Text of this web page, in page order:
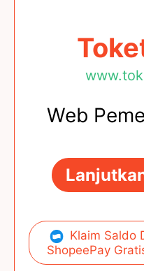
Web
Klaim Saldo
ShopeePay